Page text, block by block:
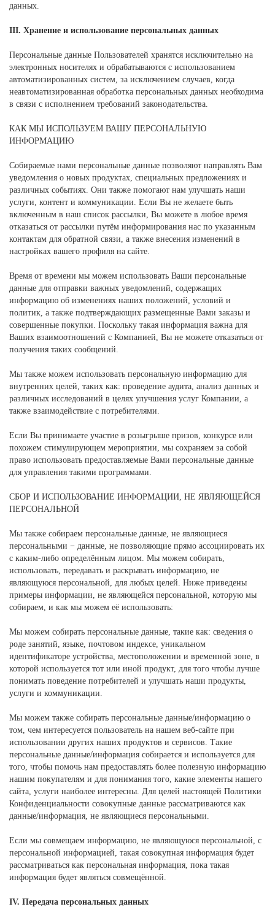
данных.
III. Хранение и использование персональных данных
Персональные данные Пользователей хранятся исключительно на
электронных носителях и обрабатываются с использованием
автоматизированных систем, за исключением случаев, когда
неавтоматизированная обработка персональных данных необходима
в связи с исполнением требований законодательства.
КАК МЫ ИСПОЛЬЗУЕМ ВАШУ ПЕРСОНАЛЬНУЮ
ИНФОРМАЦИЮ
Собираемые нами персональные данные позволяют направлять Вам
уведомления о новых продуктах, специальных предложениях и
различных событиях. Они также помогают нам улучшать наши
услуги, контент и коммуникации. Если Вы не желаете быть
включенным в наш список рассылки, Вы можете в любое время
отказаться от рассылки путём информирования нас по указанным
контактам для обратной связи, а также внесения изменений в
настройках вашего профиля на сайте.
Время от времени мы можем использовать Ваши персональные
данные для отправки важных уведомлений, содержащих
информацию об изменениях наших положений, условий и
политик, а также подтверждающих размещенные Вами заказы и
совершенные покупки. Поскольку такая информация важна для
Ваших взаимоотношений с Компанией, Вы не можете отказаться от
получения таких сообщений.
Мы также можем использовать персональную информацию для
внутренних целей, таких как: проведение аудита, анализ данных и
различных исследований в целях улучшения услуг Компании, а
также взаимодействие с потребителями.
Если Вы принимаете участие в розыгрыше призов, конкурсе или
похожем стимулирующем мероприятии, мы сохраняем за собой
право использовать предоставляемые Вами персональные данные
для управления такими программами.
СБОР И ИСПОЛЬЗОВАНИЕ ИНФОРМАЦИИ, НЕ ЯВЛЯЮЩЕЙСЯ
ПЕРСОНАЛЬНОЙ
Мы также собираем персональные данные, не являющиеся
персональными − данные, не позволяющие прямо ассоциировать их
с каким-либо определённым лицом. Мы можем собирать,
использовать, передавать и раскрывать информацию, не
являющуюся персональной, для любых целей. Ниже приведены
примеры информации, не являющейся персональной, которую мы
собираем, и как мы можем её использовать:
Мы можем собирать персональные данные, такие как: сведения о
роде занятий, языке, почтовом индексе, уникальном
идентификаторе устройства, местоположении и временной зоне, в
которой используется тот или иной продукт, для того чтобы лучше
понимать поведение потребителей и улучшать наши продукты,
услуги и коммуникации.
Мы можем также собирать персональные данные/информацию о
том, чем интересуется пользователь на нашем веб-сайте при
использовании других наших продуктов и сервисов. Такие
персональные данные/информация собирается и используется для
того, чтобы помочь нам предоставлять более полезную информацию
нашим покупателям и для понимания того, какие элементы нашего
сайта, услуги наиболее интересны. Для целей настоящей Политики
Конфиденциальности совокупные данные рассматриваются как
данные/информация, не являющиеся персональными.
Если мы совмещаем информацию, не являющуюся персональной, с
персональной информацией, такая совокупная информация будет
рассматриваться как персональная информация, пока такая
информация будет являться совмещённой.
IV. Передача персональных данных